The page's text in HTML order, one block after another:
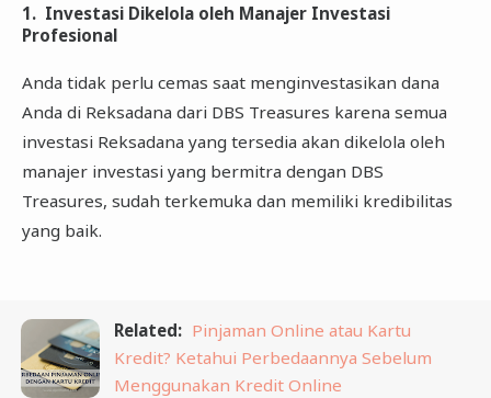
1. Investasi Dikelola oleh Manajer Investasi
Profesional
Anda tidak perlu cemas saat menginvestasikan dana
Anda di Reksadana dari DBS Treasures karena semua
investasi Reksadana yang tersedia akan dikelola oleh
manajer investasi yang bermitra dengan DBS
Treasures, sudah terkemuka dan memiliki kredibilitas
yang baik.
Related: Pinjaman Online atau Kartu
Kredit? Ketahui Perbedaannya Sebelum
Menggunakan Kredit Online